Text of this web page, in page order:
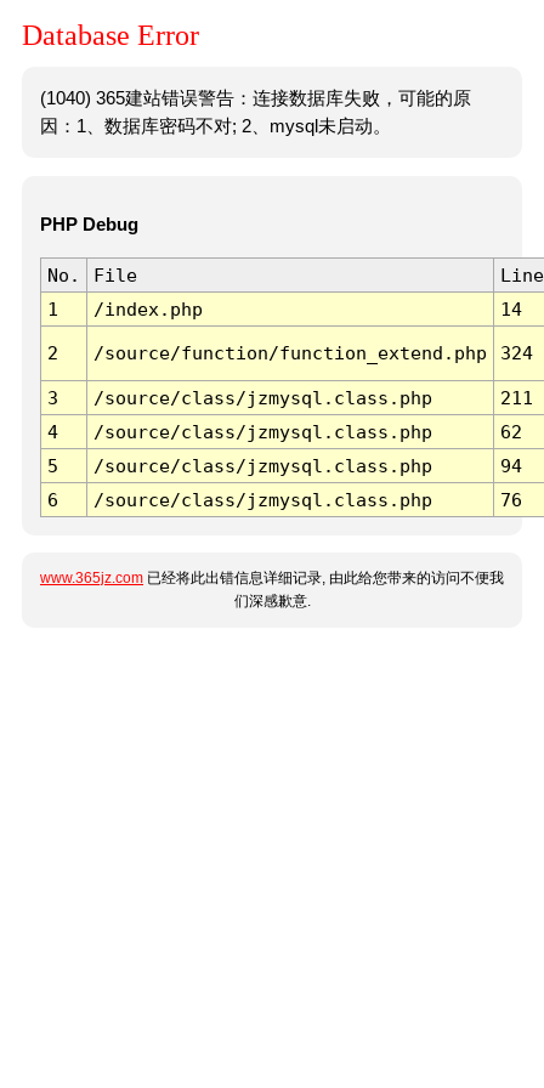
Database Error
(1040) 365建站错误警告：连接数据库失败，可能的原
因：1、数据库密码不对; 2、mysql未启动。
PHP Debug
No. File
Line
1
/index.php 14
2 /source/function/function_extend.php 324
3 /source/class/jzmysql.class.php
211
4
/source/class/jzmysql.class.php
62
5
/source/class/jzmysql.class.php
94
6
/source/class/jzmysql.class.php 76
www.365jz.com 已经将此出错信息详细记录, 由此给您带来的访问不便我
们深感歉意.